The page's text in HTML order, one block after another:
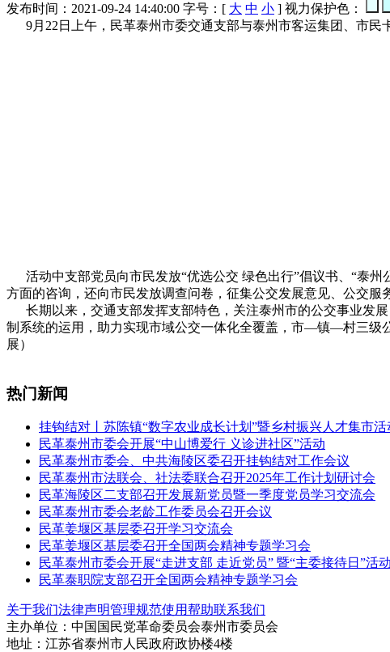
发布时间：2021-09-24 14:40:00 字号：[ 大 中 小 ] 视力保护色：
9月22日上午，民革泰州市委交通支部与泰州市客运集团、市民
活动中支部党员向市民发放“优选公交 绿色出行”倡议书、“泰州
方面的咨询，还向市民发放调查问卷，征集公交发展意见、公交服
长期以来，交通支部发挥支部特色，关注泰州市的公交事业发
制系统的运用，助力实现市域公交一体化全覆盖，市—镇—村三级
展）
热门新闻
挂钩结对丨苏陈镇“数字农业成长计划”暨乡村振兴人才集市活
民革泰州市委会开展“中山博爱行 义诊进社区”活动
民革泰州市委会、中共海陵区委召开挂钩结对工作会议
民革泰州市法联会、社法委联合召开2025年工作计划研讨会
民革海陵区二支部召开发展新党员暨一季度党员学习交流会
民革泰州市委会老龄工作委员会召开会议
民革姜堰区基层委召开学习交流会
民革姜堰区基层委召开全国两会精神专题学习会
民革泰州市委会开展“走进支部 走近党员” 暨“主委接待日”活动
民革泰职院支部召开全国两会精神专题学习会
关于我们法律声明管理规范使用帮助联系我们
主办单位：中国国民党革命委员会泰州市委员会
地址：江苏省泰州市人民政府政协楼4楼